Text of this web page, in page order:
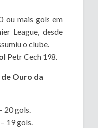
ou mais gols em
League, desde
o clube.
Petr Cech 198.
Ouro da
20 gols.
19 gols.